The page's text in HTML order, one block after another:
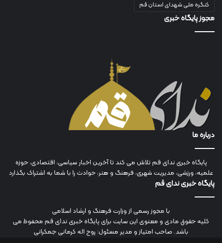
کنگره ملی شهدای استان قم
مجوز پایگاه خبری
درباره ما
پایگاه خبری ندای قم تلاش می کند تا آخرین اخبار سیاسی، اقتصادی، حوزه
علمیه، ورزشی، مدیریت شهری، فرهنگ و هنر، حوادث را با شما به اشتراک بگذارد
پایگاه خبری ندای قم
با مجوز رسمی از وزارت فرهنگ و ارشاد اسلامی
کلیه حقوق مادی و معنوی این سایت برای پایگاه خبری ندای قم محفوظ می
باشد. صاحب امتیاز و مدیر مسئول: روح اله کرمانی جمکرانی